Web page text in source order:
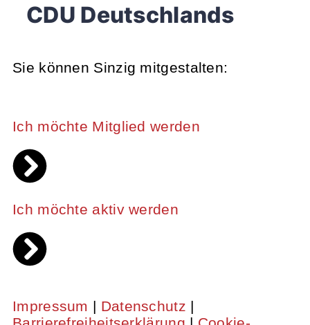
CDU Deutschlands
Sie können Sinzig mitgestalten:
Ich möchte Mitglied werden
Ich möchte aktiv werden
Impressum | Datenschutz |